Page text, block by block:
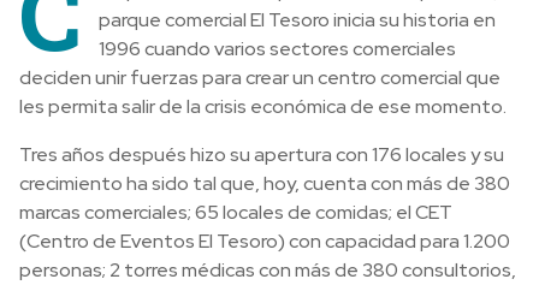
parque comercial El Tesoro inicia su historia en
1996 cuando varios sectores comerciales
deciden unir fuerzas para crear un centro comercial que
les permita salir de la crisis económica de ese momento.
Tres años después hizo su apertura con 176 locales y su
crecimiento ha sido tal que, hoy, cuenta con más de 380
marcas comerciales; 65 locales de comidas; el CET
(Centro de Eventos El Tesoro) con capacidad para 1.200
personas; 2 torres médicas con más de 380 consultorios,